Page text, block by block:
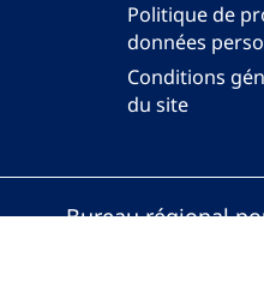
Politique de
données
Conditions
du site
Bureau régional